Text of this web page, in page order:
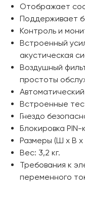
Отображает
Поддерживает
Контроль и
Встроенный
акустическая
Воздушный
простоты
Встроенные
Гнездо
Блокировка PIN-
Размеры (Ш x В x
Вес: 3,2 кг.
Требования к
переменного